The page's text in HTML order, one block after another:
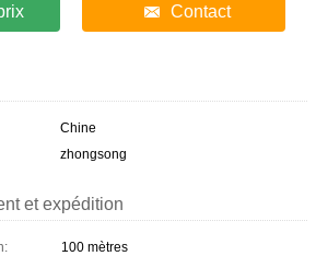
Contact
Chine
zhongsong
et expédition
100 mètres